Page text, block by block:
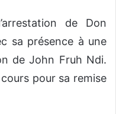
de Don
sa présence à une
de John Fruh Ndi.
pour sa remise